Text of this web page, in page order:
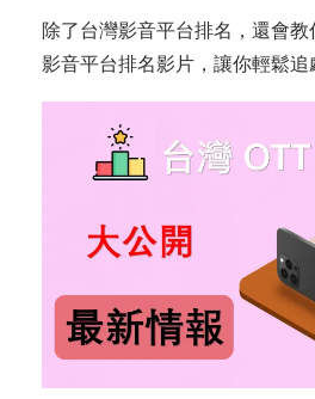
除了台灣影音平台排名，還會
影音平台排名影片，讓你輕鬆追